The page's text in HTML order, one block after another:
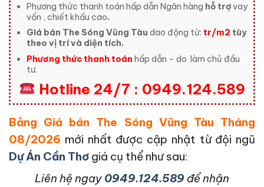
Phương thức thanh toán hấp dẫn Ngân hàng hỗ trợvay
vốn , chiết khấu cao.
Giá bán The Sóng Vũng Tàu dao động từ: tr/m2 tùy
theo vị trí và diện tích.
Phương thức thanh toán hấp dẫn – do làm chủ đầu
tư.
Hotline 24/7 : 0949.124.589
Bảng Giá bán The Sóng Vũng Tàu Tháng
08/2026 mới nhất được cập nhật từ đội ngũ
Dự Án Cần Thơ giá cụ thể như sau:
Liên hệ ngay 0949.124.589 để nhận